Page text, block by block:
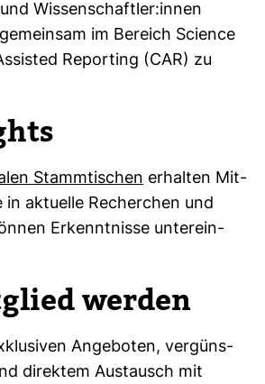
Wis­sen­schaftler:innen
im Bereich Sci­ence
Repor­ting (CAR) zu
Stamm­ti­schen erhalten Mit­
in aktu­elle Recher­chen und
Erkennt­nisse unter­ein­
werden
Ange­boten, ver­güns­
direktem Aus­tausch mit